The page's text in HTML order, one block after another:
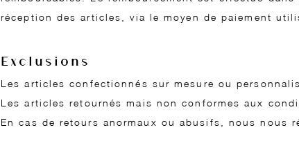
réception des articles, via le moyen de paiement
Exclusions
Les articles confectionnés sur mesure ou
Les articles retournés mais non conformes aux
En cas de retours anormaux ou abusifs, nous nous